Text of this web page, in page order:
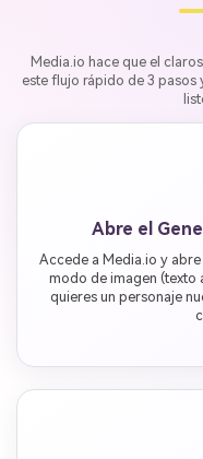
Media.io hace que el
este flujo rápido de 3 pasos
Abre el
Accede a Media.io y
modo de imagen (texto
quieres un personaje